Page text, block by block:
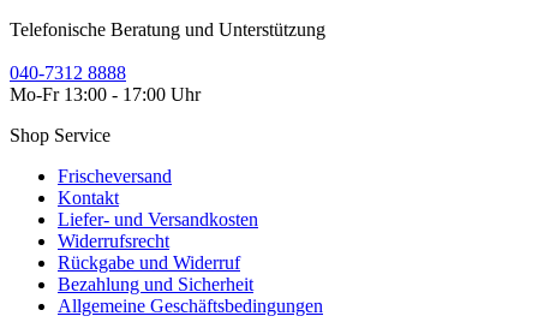
Telefonische Beratung und Unterstützung
040-7312 8888
Mo-Fr 13:00 - 17:00 Uhr
Shop Service
Frischeversand
Kontakt
Liefer- und Versandkosten
Widerrufsrecht
Rückgabe und Widerruf
Bezahlung und Sicherheit
Allgemeine Geschäftsbedingungen